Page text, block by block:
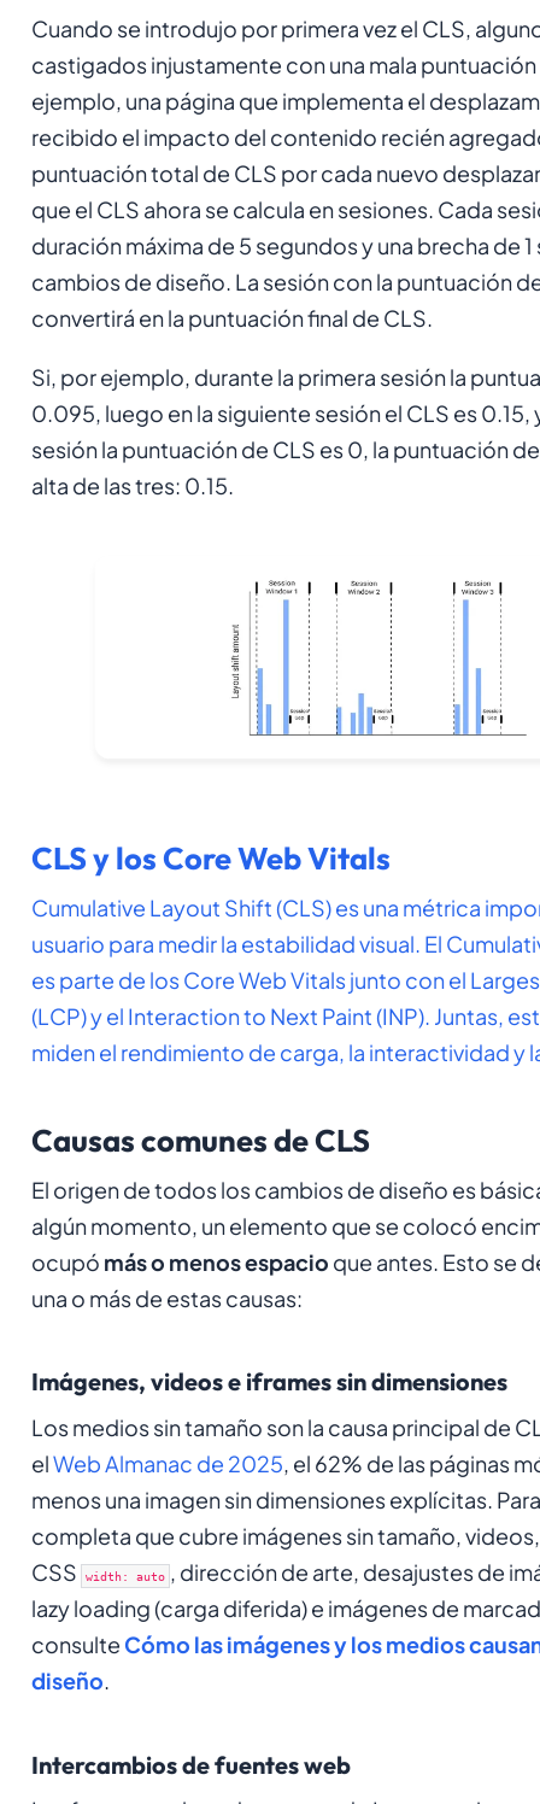
Cuando se introdujo por primera vez el CLS,
castigados injustamente con una mala puntuación
ejemplo, una página que implementa el
recibido el impacto del contenido recién
puntuación total de CLS por cada nuevo
que el CLS ahora se calcula en sesiones. Cada
duración máxima de 5 segundos y una brecha de
cambios de diseño. La sesión con la puntuación
convertirá en la puntuación final de CLS.
Si, por ejemplo, durante la primera sesión la
0.095, luego en la siguiente sesión el CLS es 0.15,
sesión la puntuación de CLS es 0, la puntuación
alta de las tres: 0.15.
CLS y los Core Web Vitals
Cumulative Layout Shift (CLS) es una métrica
usuario para medir la estabilidad visual. El
es parte de los Core Web Vitals junto con el
(LCP)y el Interaction to Next Paint (INP). Juntas,
miden el rendimiento de carga, la interactividad y
Causas comunes de CLS
El origen de todos los cambios de diseño es
algún momento, un elemento que se colocó
ocupó más o menos espacio que antes. Esto se
una o más de estas causas:
Imágenes, videos e iframes sin dimensiones
Los medios sin tamaño son la causa principal de
elWeb Almanac de 2025, el 62% de las páginas
menos una imagen sin dimensiones explícitas.
completa que cubre imágenes sin tamaño,
CSS
width: auto , dirección de arte, desajustes de
lazy loading (carga diferida) e imágenes de
consulte Cómo las imágenes y los medios
diseño.
Intercambios de fuentes web